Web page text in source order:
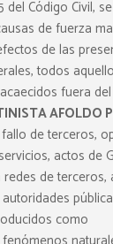
del Código Civil, se
de fuerza
de las
todos
fuera
AFOLDO
de terceros,
actos de
de terceros,
como